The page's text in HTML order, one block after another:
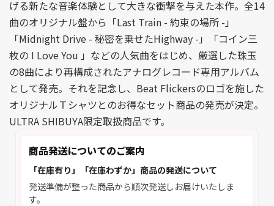
げる新たな音楽体験として大きな衝撃を与えた本作。全14
曲のオリジナル盤から「Last Train - 約束の場所 -」
「Midnight Drive - 秘密を乗せたHighway -」「コイン三
枚の I Love You 」などの人気曲をはじめ、厳選した珠玉
の8曲により再構成されたアナログレコード専用アルバム
として発売。それを記念し、Beat Flickersのロゴを施した
オリジナルＴシャツとのお得なセット商品の発売が決定。
ULTRA SHIBUYA限定取扱商品です。
商品発送についてのご案内
「在庫有り」「在庫わずか」商品の発送について
発送準備が整った商品から順次発送しお届けいたしま
す。